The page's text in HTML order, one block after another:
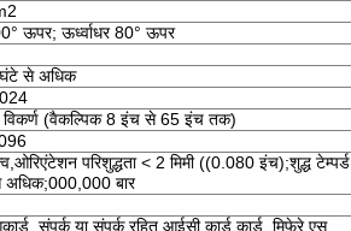
ऊपर; ऊर्ध्वाधर 80° ऊपर
से अधिक
(वैकल्पिक 8 इंच से 65 इंच तक)
परिशुद्धता < 2 मिमी ((0.080 इंच);शुद्ध टेम्पर्ड
अधिक;000,000 बार
संपर्क या संपर्क रहित आईसी कार्ड,कार्ड, मिफेरे एस